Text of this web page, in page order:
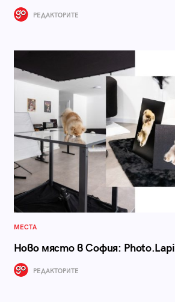
РЕДАКТОРИТЕ
МЕСТА
Ново място в София: Photo.Lapi
РЕДАКТОРИТЕ